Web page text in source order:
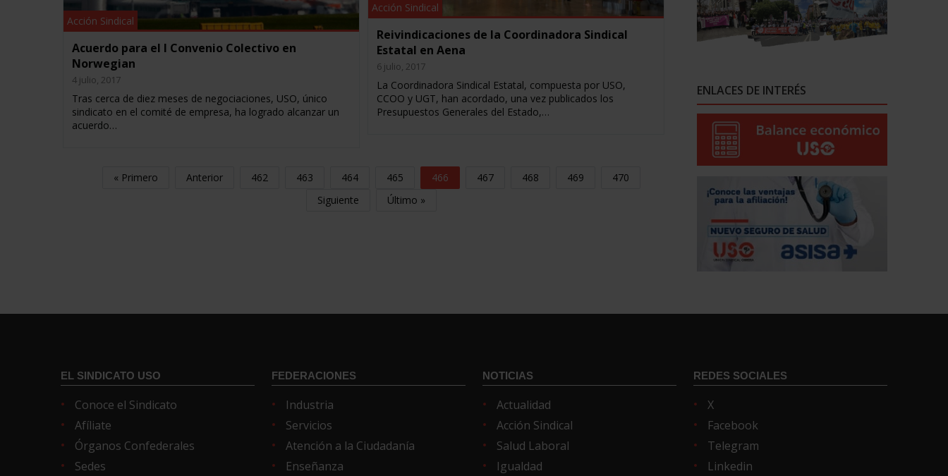
Acción Sindical
Reivindicaciones de la Coordinadora Sindical
Estatal en Aena
6 julio, 2017
La Coordinadora Sindical Estatal, compuesta por USO,
CCOO y UGT, han acordado, una vez publicados los
Presupuestos Generales del Estado,…
Acción Sindical
Acuerdo para el I Convenio Colectivo en
Norwegian
4 julio, 2017
Tras cerca de diez meses de negociaciones, USO, único
sindicato en el comité de empresa, ha logrado alcanzar un
acuerdo…
« Primero Anterior 462 463 464 465 466 467 468 469
470
Siguiente
Último »
ENLACES DE INTERÉS
EL SINDICATO USO
Conoce el Sindicato
Afíliate
Órganos Confederales
Sedes
FEDERACIONES
Industria
Servicios
Atención a la Ciudadanía
Enseñanza
NOTICIAS
Actualidad
Acción Sindical
Salud Laboral
Igualdad
REDES SOCIALES
X
Facebook
Telegram
Linkedin